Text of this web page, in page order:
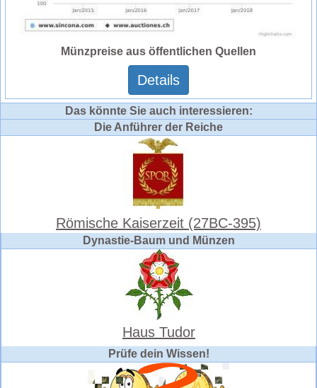
Münzpreise aus öffentlichen Quellen
Details
Das könnte Sie auch interessieren:
Die Anführer der Reiche
Römische Kaiserzeit (27BC-395)
Dynastie-Baum und Münzen
Haus Tudor
Prüfe dein Wissen!